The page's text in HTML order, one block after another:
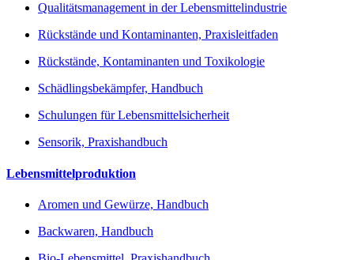
Qualitätsmanagement in der Lebensmittelindustrie
Rückstände und Kontaminanten, Praxisleitfaden
Rückstände, Kontaminanten und Toxikologie
Schädlingsbekämpfer, Handbuch
Schulungen für Lebensmittelsicherheit
Sensorik, Praxishandbuch
Lebensmittelproduktion
Aromen und Gewürze, Handbuch
Backwaren, Handbuch